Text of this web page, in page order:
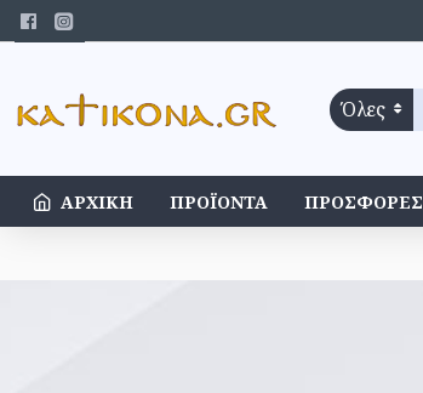
Όλες
ΑΡΧΙΚΉ ΠΡΟΪΌΝΤΑ ΠΡΟΣΦΟΡΈΣ